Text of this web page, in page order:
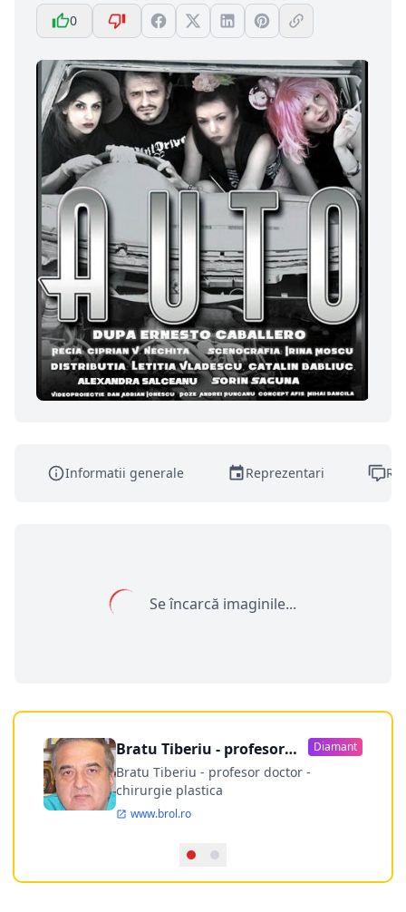
0
Informatii generale Reprezentari
Se încarcă imaginile...
Bratu Tiberiu - profesor
doctor
Diamant
Bratu Tiberiu - profesor doctor -
chirurgie plastica
www.brol.ro